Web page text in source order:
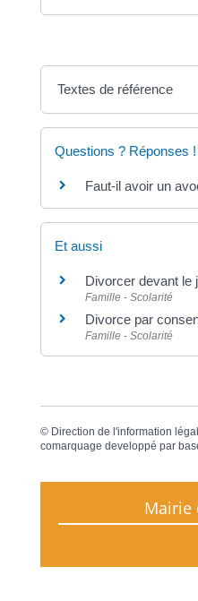
Textes de référence
Questions ? Réponses !
Faut-il avoir un
Et aussi
Divorcer devant le
Famille - Scolarité
Divorce par
Famille - Scolarité
© Direction de l'information
comarquage developpé par
Mairie